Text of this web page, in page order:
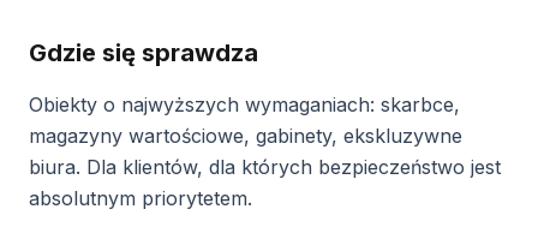
Gdzie się sprawdza
Obiekty o najwyższych wymaganiach: skarbce,
magazyny wartościowe, gabinety, ekskluzywne
biura. Dla klientów, dla których bezpieczeństwo jest
absolutnym priorytetem.